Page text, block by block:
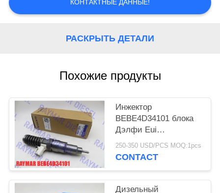
САЙТА
КОНТАКТНЫЕ ДАННЫЕ!
РАСКРЫТЬ ДЕТАЛИ
Похожие продукты
Инжектор
BEBE4D34101 блока
Дэлфи Eui
электронный для D12
22172535
250-350 USD/PCS MOQ:1pcs
CONTACT
Дизельный